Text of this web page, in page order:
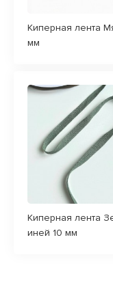
Киперная лента
мм
Киперная лента
иней 10 мм